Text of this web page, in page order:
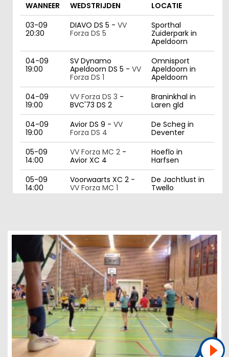
WANNEER WEDSTRIJDEN
LOCATIE
03-09
20:30
DIAVO DS 5 - VV
Forza DS 5
Sporthal
Zuiderpark in
Apeldoorn
04-09
19:00
SV Dynamo
Apeldoorn DS 5 - VV
Forza DS 1
Omnisport
Apeldoorn in
Apeldoorn
04-09
19:00
VV Forza DS 3 -
BVC'73 DS 2
Braninkhal in
Laren gld
04-09
19:00
Avior DS 9 - VV
Forza DS 4
De Scheg in
Deventer
05-09
14:00
VV Forza MC 2 -
Avior XC 4
Hoeflo in
Harfsen
05-09
14:00
Voorwaarts XC 2 -
VV Forza MC 1
De Jachtlust in
Twello
10-09
21:00
VV Forza DS 2-
Dash DS 4
Braninkhal in
Laren gld
11-09
19:00
VV Forza DS 1- Avior
DS 2
Braninkhal in
Laren gld
11-09
20:00
Avior DR 1 -VV Forza
DS 5
De Scheg in
Deventer
11-09
21:00
VV Forza DS 4-
Bruvoc DS 1
Braninkhal in
Laren gld
12-09
14:00
Voorwaarts XC 2 -
VV Forza MC 1
De Jachtlust in
Twello